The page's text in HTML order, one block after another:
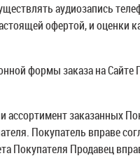
аудиозапись
офертой, и оценки
формы заказа на
ассортимент заказанных
Покупатель вправе
Покупателя Продавец